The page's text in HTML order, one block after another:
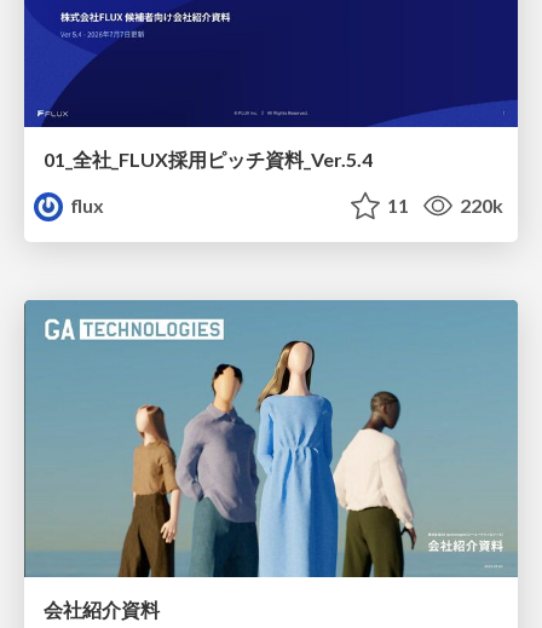
01_全社_FLUX採用ピッチ資料_Ver.5.4
flux
11 220k
会社紹介資料